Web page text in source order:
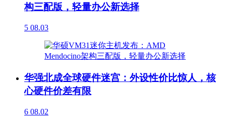
构三配版，轻量办公新选择
5 08.03
华强北成全球硬件迷宫：外设性价比惊人，核
心硬件价差有限
6 08.02